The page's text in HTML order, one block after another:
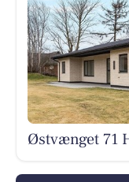
Østvænget 71